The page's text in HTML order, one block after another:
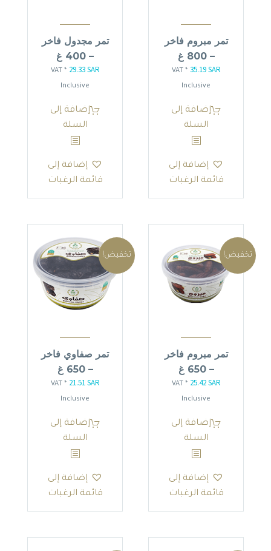
تمر مبروم فاخر
– 800 غ
السعر
الأصلي
41.40 SAR.
35.19SAR
السعر
الحالي
35.19 SAR.
* VAT
Inclusive
إضافة إلى
السلة
إضافة إلى
قائمة الرغبات
تمر مجدول فاخر
– 400 غ
السعر
الأصلي
34.50 SAR.
29.33SAR
السعر
الحالي
29.33 SAR.
* VAT
Inclusive
إضافة إلى
السلة
إضافة إلى
قائمة الرغبات
تخفيض!
تمر مبروم فاخر
– 650 غ
السعر
الأصلي
29.90 SAR.
25.42SAR
السعر
الحالي
25.42 SAR.
* VAT
Inclusive
إضافة إلى
السلة
إضافة إلى
قائمة الرغبات
تخفيض!
تمر صفاوي فاخر
– 650 غ
السعر
الأصلي
25.30 SAR.
21.51SAR
السعر
الحالي
21.51 SAR.
* VAT
Inclusive
إضافة إلى
السلة
إضافة إلى
قائمة الرغبات